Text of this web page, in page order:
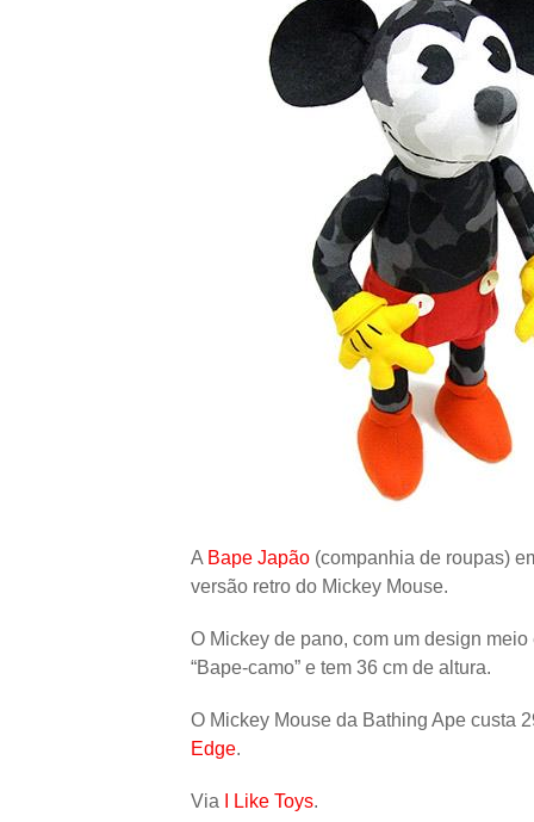
A Bape Japão (companhia de roupas)
versão retro do Mickey Mouse.
O Mickey de pano, com um design
“Bape-camo” e tem 36 cm de altura.
O Mickey Mouse da Bathing Ape custa
Edge.
Via I Like Toys.